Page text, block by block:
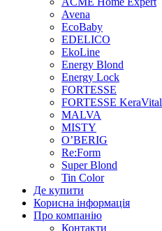
Avena
EcoBaby
EDELICO
EkoLine
Energy Blond
Energy Lock
FORTESSE
FORTESSE KeraVital
MALVA
MISTY
O’BERIG
Re:Form
Super Blond
Tin Color
Де купити
Корисна інформація
Про компанію
Контакти